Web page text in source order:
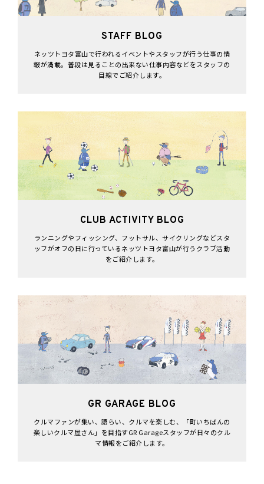
STAFF BLOG
ネッツトヨタ富山で行われるイベントやスタッフが行う仕事の情
報が満載。普段は見ることの出来ない仕事内容などをスタッフの
目線でご紹介します。
CLUB ACTIVITY BLOG
ランニングやフィッシング、フットサル、サイクリングなどスタ
ッフがオフの日に行っているネッツトヨタ富山が行うクラブ活動
をご紹介します。
GR GARAGE BLOG
クルマファンが集い、語らい、クルマを楽しむ、「町いちばんの
楽しいクルマ屋さん」を目指すGR Garageスタッフが日々のクル
マ情報をご紹介します。